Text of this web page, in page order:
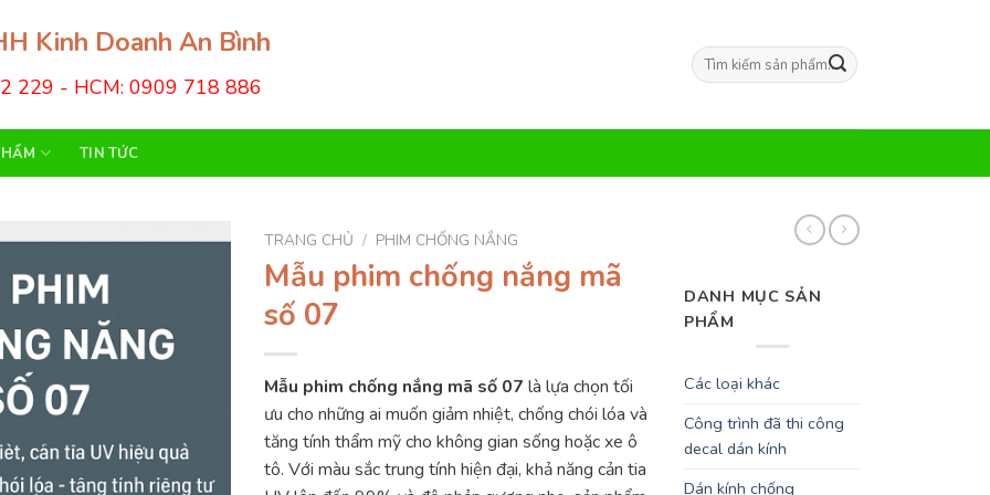
Kinh Doanh An Bình
229 - HCM: 0909 718 886
Tìm
kiếm:
TIN TỨC
TRANG CHỦ / PHIM CHỐNG NẮNG
Mẫu phim chống nắng mã
số 07
Mẫu phim chống nắng mã số 07 là lựa chọn tối
ưu cho những ai muốn giảm nhiệt, chống chói lóa và
tăng tính thẩm mỹ cho không gian sống hoặc xe ô
tô. Với màu sắc trung tính hiện đại, khả năng cản tia
DANH MỤC SẢN
PHẨM
Các loại khác
Công trình đã thi công
decal dán kính
Dán kính chống